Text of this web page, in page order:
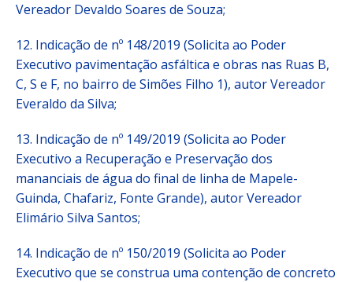
Vereador Devaldo Soares de Souza;
12. Indicação de nº 148/2019 (Solicita ao Poder
Executivo pavimentação asfáltica e obras nas Ruas B,
C, S e F, no bairro de Simões Filho 1), autor Vereador
Everaldo da Silva;
13. Indicação de nº 149/2019 (Solicita ao Poder
Executivo a Recuperação e Preservação dos
mananciais de água do final de linha de Mapele-
Guinda, Chafariz, Fonte Grande), autor Vereador
Elimário Silva Santos;
14. Indicação de nº 150/2019 (Solicita ao Poder
Executivo que se construa uma contenção de concreto